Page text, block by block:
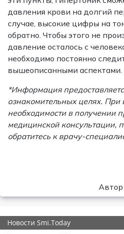
давления крови на долгий
случае, высокие цифры на
обратно. Чтобы этого не
давление осталось с
необходимо постоянно
вышеописанными аспектами.
*Информация
ознакомительных целях. При
необходимости в получении
медицинской консультации,
обратитесь к врачу-
Автор